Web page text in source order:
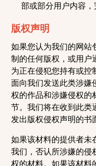
部或部分用户内容，
版权声明
如果您认为我们的网站
制的任何版权，或用户
为正在侵犯您持有或控
面向我们发送此类涉嫌
权的作品和涉嫌侵权的
节。我们将在收到此类
发出版权侵权声明的书
如果该材料的提供者未
我们，否认所涉嫌的侵